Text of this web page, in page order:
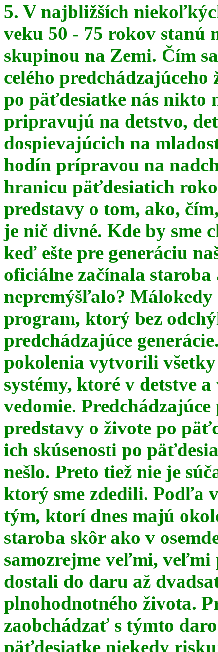
5. V najbližších
veku 50 - 75 rokov stanú
skupinou na Zemi. Čím
celého
po päťdesiatke nás nikto
pripravujú na detstvo,
dospievajúcich na
hodín prípravou na
hranicu päťdesiatich
predstavy o tom, ako,
je nič divné. Kde by sme
keď ešte pre generáciu
oficiálne začínala
nepremýšľalo? Málokedy
program, ktorý bez
predchádzajúce
pokolenia vytvorili
systémy, ktoré v detstve
vedomie.
predstavy o živote po
ich skúsenosti po
nešlo. Preto tiež nie je
ktorý sme zdedili. Podľa
tým, ktorí dnes majú
staroba skôr ako v
samozrejme veľmi, veľmi
dostali do daru až
plnohodnotného života.
zaobchádzať s týmto
päťdesiatke niekedy